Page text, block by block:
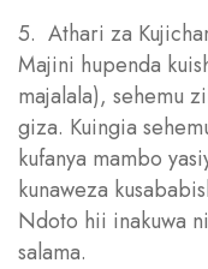
5. Athari za
Majini hupenda
majalala), sehemu
giza. Kuingia
kufanya mambo
kunaweza
Ndoto hii inakuwa
salama.